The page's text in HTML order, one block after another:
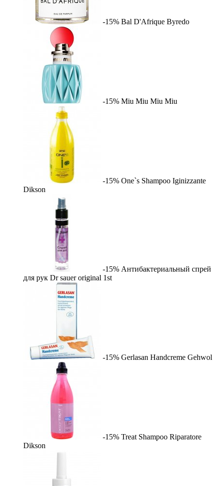
-15% Bal D'Afrique Byredo
-15% Miu Miu Miu Miu
-15% One`s Shampoo Iginizzante
Dikson
-15% Антибактериальный спрей
для рук Dr sauer original 1st
-15% Gerlasan Handcreme Gehwol
-15% Treat Shampoo Riparatore
Dikson